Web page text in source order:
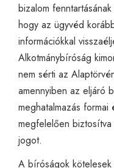
bizalom
hogy az ügyvéd
információkkal
Alkotmánybíróság
nem sérti az
amennyiben az eljáró
meghatalmazás
megfelelően
jogot.
A bíróságok